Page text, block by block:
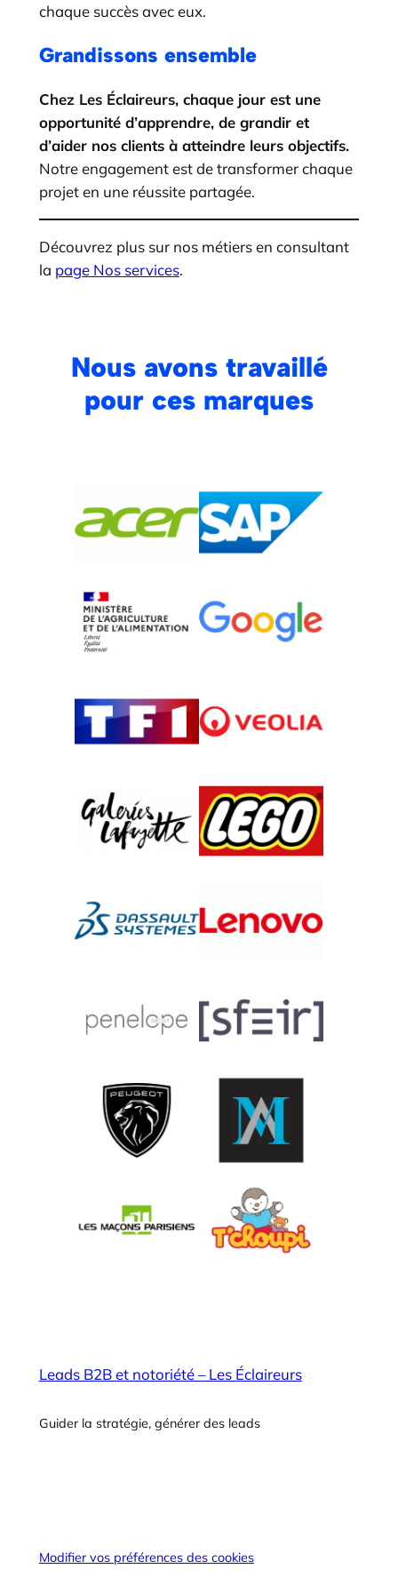
chaque succès avec eux.
Grandissons ensemble
Chez Les Éclaireurs, chaque jour est une
opportunité d’apprendre, de grandir et
d’aider nos clients à atteindre leurs objectifs.
Notre engagement est de transformer chaque
projet en une réussite partagée.
Découvrez plus sur nos métiers en consultant
la page Nos services.
Nous avons travaillé
pour ces marques
Leads B2B et notoriété – Les Éclaireurs
Guider la stratégie, générer des leads
Modifier vos préférences des cookies